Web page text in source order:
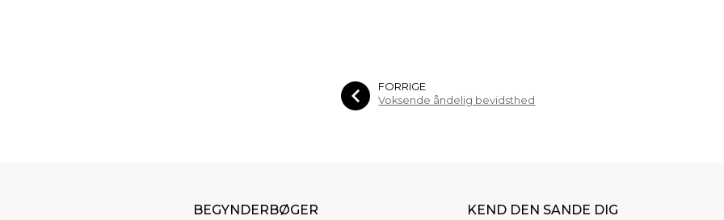
FORRIGE
Voksende åndelig bevidsthed
BEGYNDERBØGER KEND DEN SANDE DIG